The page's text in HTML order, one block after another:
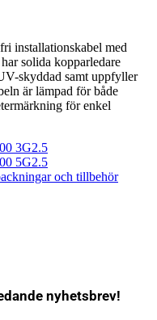
installationskabel med
solida kopparledare
skyddad samt uppfyller
är lämpad för både
för enkel
3G2.5
5G2.5
och tillbehör
nyhetsbrev!